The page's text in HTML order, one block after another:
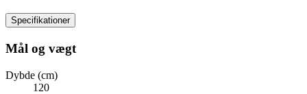
Specifikationer
Mål og vægt
Dybde (cm)
120